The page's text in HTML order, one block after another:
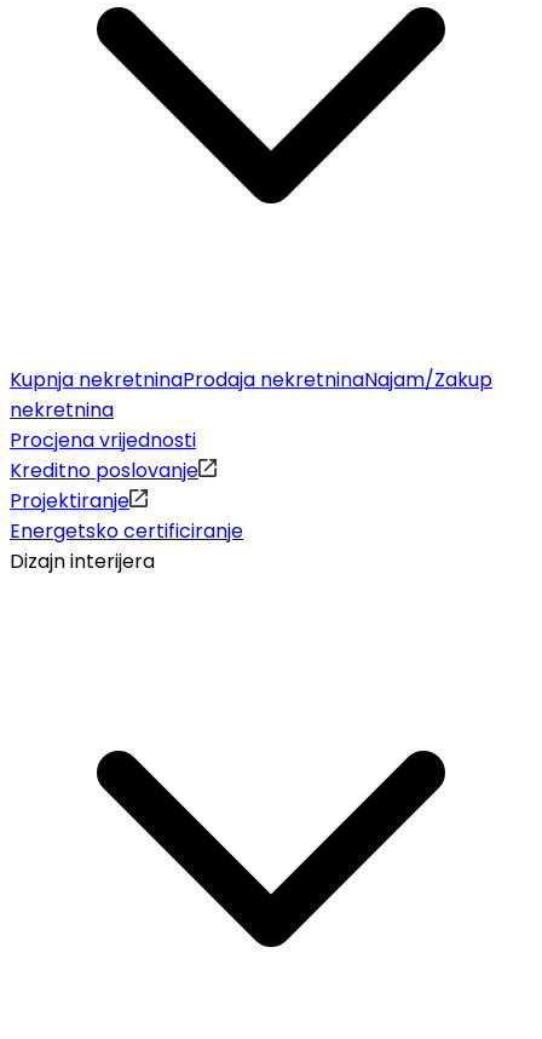
Kupnja nekretninaProdaja nekretninaNajam/Zakup
nekretnina
Procjena vrijednosti
Kreditno poslovanje
Projektiranje
Energetsko certificiranje
Dizajn interijera